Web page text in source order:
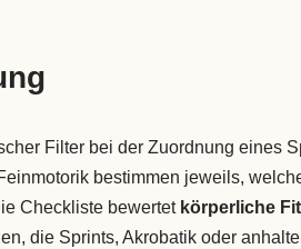
Filter bei der Zuordnung eines
bestimmen jeweils,
Checkliste bewertet körperliche
die Sprints, Akrobatik oder